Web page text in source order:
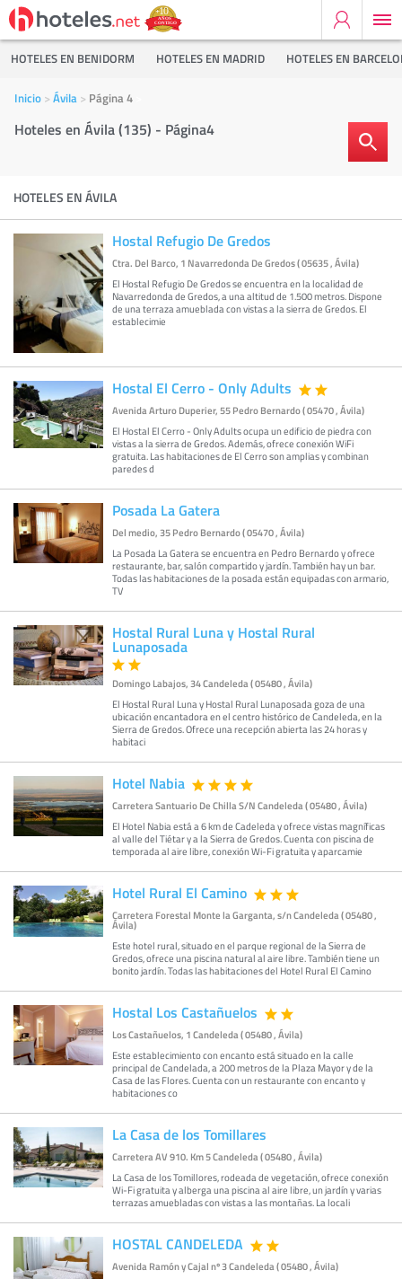
HOTELES EN BENIDORM HOTELES EN MADRID HOTELES EN
Inicio Ávila Página 4
Hoteles en Ávila (135) - Página4
HOTELES EN ÁVILA
Hostal Refugio De Gredos
Ctra. Del Barco, 1 Navarredonda De Gredos ( 05635 , Ávila)
El Hostal Refugio De Gredos se encuentra en la localidad de
Navarredonda de Gredos, a una altitud de 1.500 metros. Dispone
de una terraza amueblada con vistas a la sierra de Gredos. El
establecimie
Hostal El Cerro - Only Adults
Avenida Arturo Duperier, 55 Pedro Bernardo ( 05470 , Ávila)
El Hostal El Cerro - Only Adults ocupa un edificio de piedra con
vistas a la sierra de Gredos. Además, ofrece conexión WiFi
gratuita. Las habitaciones de El Cerro son amplias y combinan
paredes d
Posada La Gatera
Del medio, 35 Pedro Bernardo ( 05470 , Ávila)
La Posada La Gatera se encuentra en Pedro Bernardo y ofrece
restaurante, bar, salón compartido y jardín. También hay un bar.
Todas las habitaciones de la posada están equipadas con armario,
TV
Hostal Rural Luna y Hostal Rural
Lunaposada
Domingo Labajos, 34 Candeleda ( 05480 , Ávila)
El Hostal Rural Luna y Hostal Rural Lunaposada goza de una
ubicación encantadora en el centro histórico de Candeleda, en la
Sierra de Gredos. Ofrece una recepción abierta las 24 horas y
habitaci
Hotel Nabia
Carretera Santuario De Chilla S/N Candeleda ( 05480 , Ávila)
El Hotel Nabia está a 6 km de Cadeleda y ofrece vistas magníficas
al valle del Tiétar y a la Sierra de Gredos. Cuenta con piscina de
temporada al aire libre, conexión Wi-Fi gratuita y aparcamie
Hotel Rural El Camino
Carretera Forestal Monte la Garganta, s/n Candeleda ( 05480 ,
Ávila)
Este hotel rural, situado en el parque regional de la Sierra de
Gredos, ofrece una piscina natural al aire libre. También tiene un
bonito jardín. Todas las habitaciones del Hotel Rural El Camino
Hostal Los Castañuelos
Los Castañuelos, 1 Candeleda ( 05480 , Ávila)
Este establecimiento con encanto está situado en la calle
principal de Candelada, a 200 metros de la Plaza Mayor y de la
Casa de las Flores. Cuenta con un restaurante con encanto y
habitaciones co
La Casa de los Tomillares
Carretera AV 910. Km 5 Candeleda ( 05480 , Ávila)
La Casa de los Tomillores, rodeada de vegetación, ofrece conexión
Wi-Fi gratuita y alberga una piscina al aire libre, un jardín y varias
terrazas amuebladas con vistas a las montañas. La locali
HOSTAL CANDELEDA
Avenida Ramón y Cajal nº 3 Candeleda ( 05480 , Ávila)